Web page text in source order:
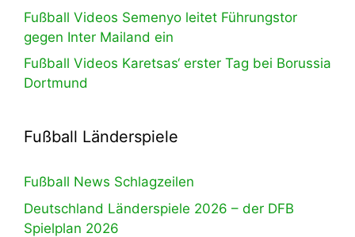
Fußball Videos Semenyo leitet Führungstor
gegen Inter Mailand ein
Fußball Videos Karetsas‘ erster Tag bei Borussia
Dortmund
Fußball Länderspiele
Fußball News Schlagzeilen
Deutschland Länderspiele 2026 – der DFB
Spielplan 2026